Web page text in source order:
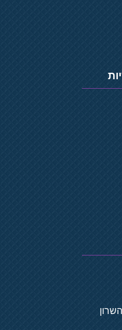
הוד השרון